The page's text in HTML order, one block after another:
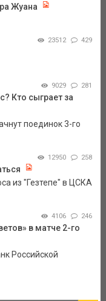
Жуана
23512 429
9029 281
Кто сыграет за
поединок 3-го
12950 258
из "Гезтепе" в ЦСКА
4106 246
в матче 2-го
Российской